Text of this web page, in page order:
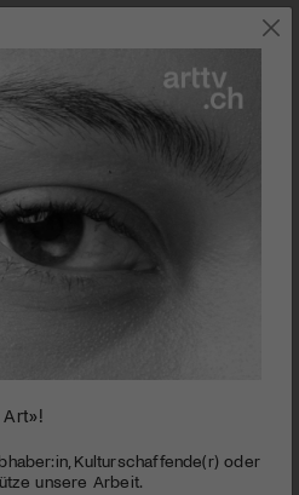
ist alles
2013
Art»!
Kulturschaffende(r) oder
unsere Arbeit.